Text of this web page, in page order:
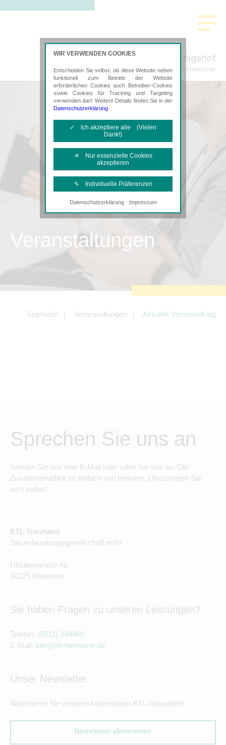
Im Königshof
Steuerberatung in Hannover
Veranstaltungen
Startseite Veranstaltungen Aktuelle Veranstaltung
Sprechen Sie uns an
Senden Sie uns eine E-Mail oder rufen Sie uns an. Die
Zusammenarbeit ist einfach und bequem. Überzeugen Sie
sich selbst!
ETL Treuhand
Steuerberatungsgesellschaft mbH
Hinüberstraße 4a
30175 Hannover
Sie haben Fragen zu unseren Leistungen?
Telefon: (0511) 348460
E-Mail: info@etl-hannover.de
Unser Newsletter
Abonnieren Sie unseren kostenlosen ETL-Newsletter.
Newsletter abonnieren
WIR VERWENDEN COOKIES
Entscheiden Sie selbst, ob diese Website neben
funktionell zum Betrieb der Website
erforderlichen Cookies auch Betreiber-Cookies
sowie Cookies für Tracking und Targeting
verwenden darf. Weitere Details finden Sie in der
Datenschutzerklärung
✓ Ich akzeptiere alle (Vielen
Dank!)
✕ Nur essenzielle Cookies
akzeptieren
✎ Individuelle Präferenzen
Notwendige Cookies
Diese Cookies sind erforderlich, um die
Tracking- und Targeting-Cookies
Angebotes einschließlich der
Angeboten von z.B. Facebook und
LinkedIn.
Datenschutzerklärung· Impressum